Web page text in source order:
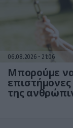
06.08.2026 21:06
Μπορούμε
της